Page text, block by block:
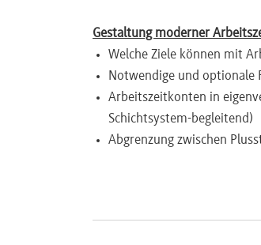
Gestaltung moderner
Welche Ziele können mit
Notwendige und optionale
Arbeitszeitkonten in
Schichtsystem-begleitend)
Abgrenzung zwischen
Die zeitliche Bewertung